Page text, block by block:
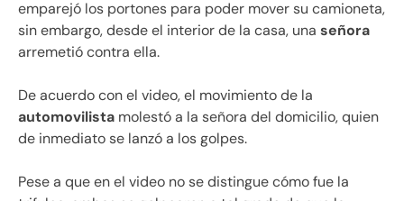
emparejó los portones para poder mover su camioneta,
sin embargo, desde el interior de la casa, una señora
arremetió contra ella.
De acuerdo con el video, el movimiento de la
automovilista molestó a la señora del domicilio, quien
de inmediato se lanzó a los golpes.
Pese a que en el video no se distingue cómo fue la